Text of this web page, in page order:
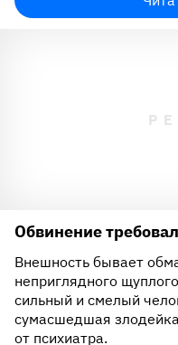
Обвинение
Внешность бывает
неприглядного
сильный и смелый
сумасшедшая
от психиатра.